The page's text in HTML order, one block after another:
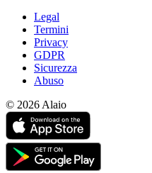
Legal
Termini
Privacy
GDPR
Sicurezza
Abuso
© 2026 Alaio